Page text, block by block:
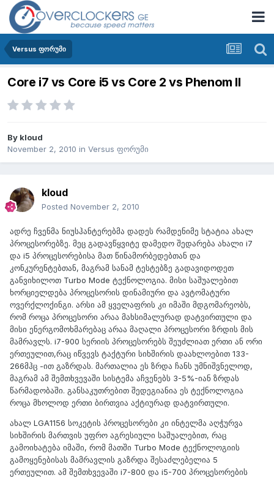
Versus ფორუმი
Core i7 vs Core i5 vs Core 2 vs Phenom II
By kloud
November 2, 2010 in Versus ფორუმი
kloud
Posted November 2, 2010
ადრე ჩვენმა ნიუსჰანტერებმა დადეს რამდენიმე სტატია ახალ
პროცესორებზე. მეც გადავწყვიტე დამედო შედარება ახალი i7
და i5 პროცესორებისა მათ წინამორბედებთან და
კონკურენტებთან, მაგრამ სანამ ტესტებზე გადავიდოდეთ
განვიხილოთ Turbo Mode ტექნოლოგია. მისი საშუალებით
ხორციელდება პროცესორის დინამიური და ავტომატური
ოვერქლოქინგი. არსი ამ ყველაფრის კი იმაში მდგომარეობს,
რომ როცა პროცესორი არაა მახსიმალურად დატვირთული და
მისი ენერგომოხმარებაც არაა მაღალი პროცესორი ზრდის მის
მამრავლს. i7-900 სერიის პროცესორებს შეუძლიათ ერთი ან ორი
ერთეულით,რაც იწვევს ტაქტური სიხშირის დაახლოებით 133-
266მჰც -ით გაზრდას. მართალია ეს ზრდა ჩანს უმნიშვნელოდ,
მაგრამ ამ შემთხვევაში სისტემა აჩვენებს 3-5%-იან ზრდას
წარმადობაში. განსაკუთრებით შედეგიანია ეს ტექნოლოგია
როცა მხოლოდ ერთი ბირთვია აქტიურად დატვირთული.
ახალ LGA1156 სოკეტის პროცესორები კი ინტელმა აღჭურვა
სიხშირის მართვის უფრო აგრესიული საშუალებით, რაც
გამოიხატება იმაში, რომ მათში Turbo Mode ტექნოლოგიის
გამოყენებისას მამრავლის გაზრდა შესაძლებელია 5
ერთეულით. ამ შემთხვევაში i7-800 და i5-700 პროცესორების